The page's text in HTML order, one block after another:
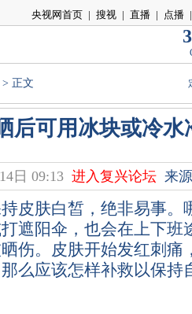
央视网首页 | 搜视 | 直播 | 点播 |
> 正文
后可用冰块或冷水
日 09:13 进入复兴论坛来源
肤白皙，绝非易事。
遮阳伞，也会在上下班
伤。皮肤开始发红刺痛
么应该怎样补救以保持